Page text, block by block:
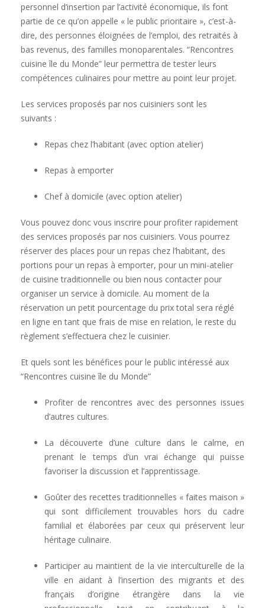
personnel d’insertion par l’activité économique, ils font
partie de ce qu’on appelle « le public prioritaire », c’est-à-
dire, des personnes éloignées de l’emploi, des retraités à
bas revenus, des familles monoparentales. “Rencontres
cuisine île du Monde” leur permettra de tester leurs
compétences culinaires pour mettre au point leur projet.
Les services proposés par nos cuisiniers sont les
suivants :
Repas chez l’habitant (avec option atelier)
Repas à emporter
Chef à domicile (avec option atelier)
Vous pouvez donc vous inscrire pour profiter rapidement
des services proposés par nos cuisiniers. Vous pourrez
réserver des places pour un repas chez l’habitant, des
portions pour un repas à emporter, pour un mini-atelier
de cuisine traditionnelle ou bien nous contacter pour
organiser un service à domicile. Au moment de la
réservation un petit pourcentage du prix total sera réglé
en ligne en tant que frais de mise en relation, le reste du
règlement s’effectuera chez le cuisinier.
Et quels sont les bénéfices pour le public intéressé aux
“Rencontres cuisine île du Monde”
Profiter de rencontres avec des personnes issues
d’autres cultures.
La découverte d’une culture dans le calme, en
prenant le temps d’un vrai échange qui puisse
favoriser la discussion et l’apprentissage.
Goûter des recettes traditionnelles « faites maison »
qui sont difficilement trouvables hors du cadre
familial et élaborées par ceux qui préservent leur
héritage culinaire.
Participer au maintient de la vie interculturelle de la
ville en aidant à l’insertion des migrants et des
français d’origine étrangère dans la vie